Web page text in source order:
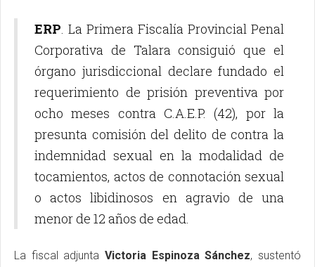
ERP. La Primera Fiscalía Provincial Penal
Corporativa de Talara consiguió que el
órgano jurisdiccional declare fundado el
requerimiento de prisión preventiva por
ocho meses contra C.A.E.P. (42), por la
presunta comisión del delito de contra la
indemnidad sexual en la modalidad de
tocamientos, actos de connotación sexual
o actos libidinosos en agravio de una
menor de 12 años de edad.
La fiscal adjunta Victoria Espinoza Sánchez, sustentó